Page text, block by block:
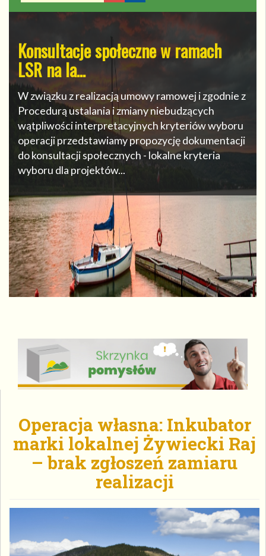
Konsultacje społeczne w ramach
LSR na la…
W związku z realizacją umowy ramowej i zgodnie z
Procedurą ustalania i zmiany niebudzących
wątpliwości interpretacyjnych kryteriów wyboru
operacji przedstawiamy propozycję dokumentacji
do konsultacji społecznych - lokalne kryteria
wyboru dla projektów...
Operacja własna: Inkubator
marki lokalnej Żywiecki Raj
– brak zgłoszeń zamiaru
realizacji